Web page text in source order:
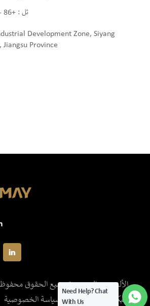
تل : +86 -17366266559
Development Zone, Siyang
Jiangsu Province
© Suqian Sunmay الألومنيوم المحدودة جميع الحقوق محفوظة .
سياسة الخصوصية IPv6 الشبكة المدعومة
Need Help? Chat
With Us